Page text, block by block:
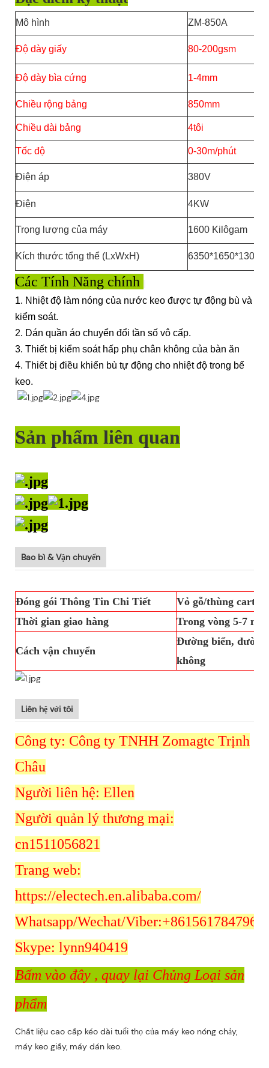
Mô hình ZM-850A
Độ dày giấy 80-200gsm
Độ dày bìa cứng 1-4mm
Chiều rộng bảng 850mm
Chiều dài bảng 4tôi
Tốc độ 0-30m/phút
Điện áp 380V
Điện 4KW
Trọng lượng của máy 1600 Kilôgam
Kích thước tổng thể (LxWxH)
Các Tính Năng chính
1. Nhiệt độ làm nóng của nước keo được tự động bù và
kiểm soát.
2. Dán quần áo chuyển đổi tần số vô cấp.
3. Thiết bị kiểm soát hấp phụ chân không của bàn ăn
4. Thiết bị điều khiển bù tự động cho nhiệt độ trong bể
keo.
Sản phẩm liên quan
Bao bì & Vận chuyển
Đóng gói Thông Tin Chi Tiết
Vỏ gỗ/thùng carton
Thời gian giao hàng
Trong vòng 5-7
Cách vận chuyển
Đường biển, đường
không
Liên hệ với tôi
Công ty: Công ty TNHH Zomagtc Trịnh
Châu
Người liên hệ: Ellen
Người quản lý thương mại:
cn1511056821
Trang web:
https://electech.en.alibaba.com/
Whatsapp/Wechat/Viber:+8615617847962
Skype: lynn940419
Bấm vào đây , quay lại Chủng Loại sản
phẩm
Chất liệu cao cấp kéo dài tuổi thọ của máy keo nóng chảy,
máy keo giấy, máy dán keo.